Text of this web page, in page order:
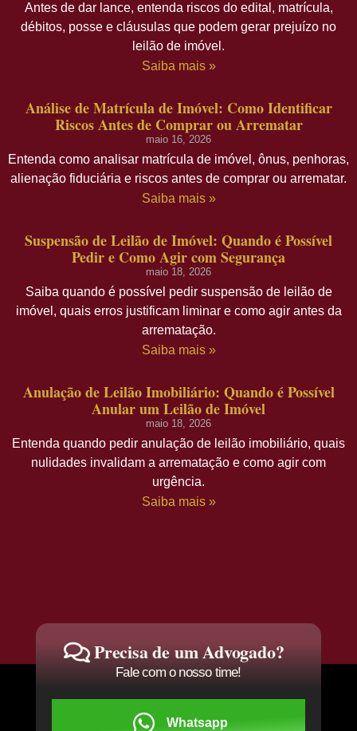
Antes de dar lance, entenda riscos do edital, matrícula,
débitos, posse e cláusulas que podem gerar prejuízo no
leilão de imóvel.
Saiba mais »
Análise de Matrícula de Imóvel: Como Identificar
Riscos Antes de Comprar ou Arrematar
maio 16, 2026
Entenda como analisar matrícula de imóvel, ônus, penhoras,
alienação fiduciária e riscos antes de comprar ou arrematar.
Saiba mais »
Suspensão de Leilão de Imóvel: Quando é Possível
Pedir e Como Agir com Segurança
maio 18, 2026
Saiba quando é possível pedir suspensão de leilão de
imóvel, quais erros justificam liminar e como agir antes da
arrematação.
Saiba mais »
Anulação de Leilão Imobiliário: Quando é Possível
Anular um Leilão de Imóvel
maio 18, 2026
Entenda quando pedir anulação de leilão imobiliário, quais
nulidades invalidam a arrematação e como agir com
urgência.
Saiba mais »
Precisa de um Advogado?
Fale com o nosso time!
Whatsapp